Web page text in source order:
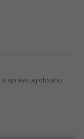
správu jej obsahu